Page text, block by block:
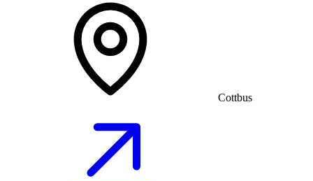
Cottbus